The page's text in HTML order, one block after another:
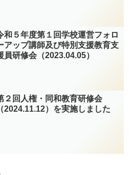
和５年度第１回学校運営フォロ
アップ講師及び特別支援教育支
員研修会（2023.04.05）
２回人権・同和教育研修会
（2024.11.12）を実施しました